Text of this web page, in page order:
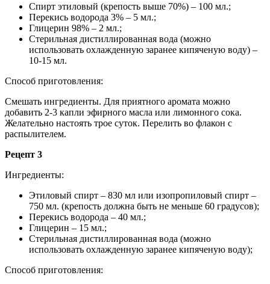
Спирт этиловый (крепость выше 70%) – 100 мл.;
Перекись водорода 3% – 5 мл.;
Глицерин 98% – 2 мл.;
Стерильная дистиллированная вода (можно
использовать охлажденную заранее кипяченую воду) –
10-15 мл.
Способ приготовления:
Смешать ингредиенты. Для приятного аромата можно
добавить 2-3 капли эфирного масла или лимонного сока.
Желательно настоять трое суток. Перелить во флакон с
распылителем.
Рецепт 3
Ингредиенты:
Этиловый спирт – 830 мл или изопропиловый спирт –
750 мл. (крепость должна быть не меньше 60 градусов);
Перекись водорода – 40 мл.;
Глицерин – 15 мл.;
Стерильная дистиллированная вода (можно
использовать охлажденную заранее кипяченую воду);
Способ приготовления: